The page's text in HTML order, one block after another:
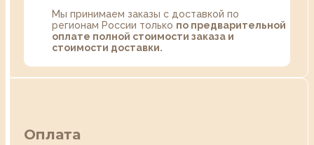
Мы принимаем заказы с доставкой по
регионам России только по предварительной
оплате полной стоимости заказа и
стоимости доставки.
Оплата